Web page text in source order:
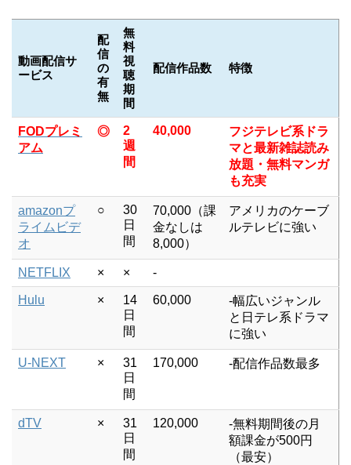
動画配信サ
ービス
配
信
の
有
無
無
料
視
聴
期
間
配信作品数 特徴
FODプレミ
アム
◎
2
週
間
40,000
フジテレビ系ドラ
マと最新雑誌読み
放題・無料マンガ
も充実
amazonプ
ライムビデ
オ
○
30
日
間
70,000（課
金なしは
8,000）
アメリカのケーブ
ルテレビに強い
NETFLIX × × -
Hulu ×
14
日
間
60,000
-幅広いジャンル
と日テレ系ドラマ
に強い
U-NEXT ×
31
日
間
170,000 -配信作品数最多
dTV ×
31
日
間
120,000
-無料期間後の月
額課金が500円
（最安）